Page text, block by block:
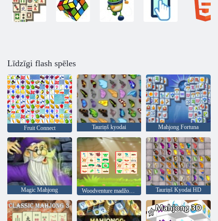
Līdzīgi flash spēles
Fruit Connect Tauriņš kyodai Mahjong Fortuna
Magic Mahjong Woodventure madžongs savienot Tauriņš Kyodai HD